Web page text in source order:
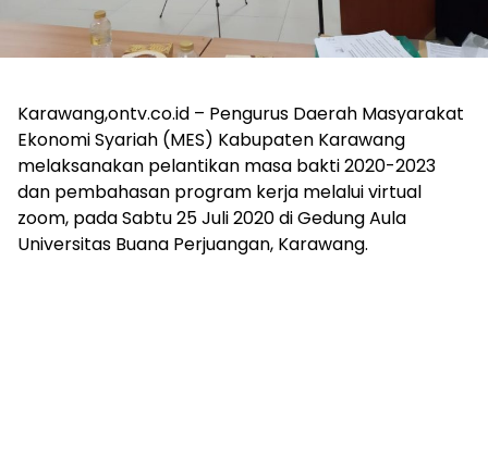
Karawang,ontv.co.id – Pengurus Daerah Masyarakat
Ekonomi Syariah (MES) Kabupaten Karawang
melaksanakan pelantikan masa bakti 2020-2023
dan pembahasan program kerja melalui virtual
zoom, pada Sabtu 25 Juli 2020 di Gedung Aula
Universitas Buana Perjuangan, Karawang.